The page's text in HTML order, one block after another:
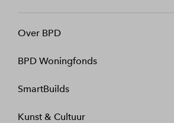
Over BPD
BPD Woningfonds
SmartBuilds
Kunst & Cultuur